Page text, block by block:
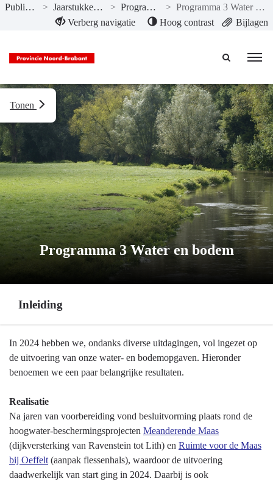
Naar hoofdinhoud
Publicaties > Jaarstukken 2024 > Programma’s >
Programma 3 Water en bodem
Verberg navigatie
Hoog contrast Bijlagen
Programma 3 Water en bodem
Tonen
Inleiding
Terug
naar
navigatie
Programma
Water
bodem
In 2024 hebben we, ondanks diverse uitdagingen, vol ingezet op
de uitvoering van onze water- en bodemopgaven. Hieronder
benoemen we een paar belangrijke resultaten.
Realisatie
Na jaren van voorbereiding vond besluitvorming plaats rond de
hoogwater-beschermingsprojecten Meanderende Maas
(dijkversterking van Ravenstein tot Lith) en Ruimte voor de Maas
bij Oeffelt (aanpak flessenhals), waardoor de uitvoering
daadwerkelijk van start ging in 2024. Daarbij is ook